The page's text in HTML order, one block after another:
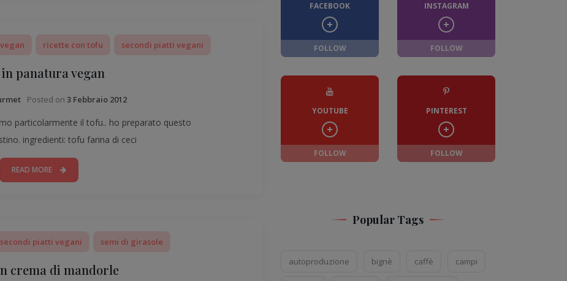
ricette con tofu secondi piatti vegani
panatura vegan
Posted on 3 Febbraio 2012
particolarmente il tofu.. ho preparato questo
ingredienti: tofu farina di ceci
READ MORE
secondi piatti vegani semi di girasole
crema di mandorle
FACEBOOK
FOLLOW
INSTAGRAM
FOLLOW
YOUTUBE
FOLLOW
PINTEREST
FOLLOW
Popular Tags
autoproduzione bignè caffè campi